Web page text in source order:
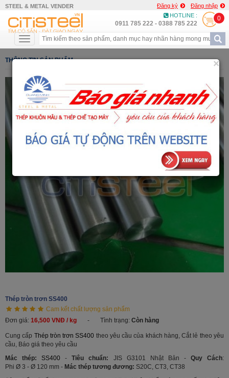
STEEL & METAL VENDER Đăng ký
Đăng nhập
HOTLINE :
0911 785 222 - 0388 785 222
0
THÔNG TIN SẢN PHẨM
Thép tròn trơn SS400
Cam kết chất lượng sản phẩm
Đơn giá: 16,500 VNĐ / kg - Tình trạng: Còn hàng
Cung cấp Thép tròn trơn SS400 theo yêu cầu của khách hàng, Cắt lẻ theo yêu
cầu, Báo giá theo yêu cầu
Mác thép:
SS400 -Tiêu chuẩn: JIS G3101 Nhật Bản - Quy Cách:
Phi Ø 3 - Ø 120 mm - Mác thép tương đương: S20C, CT3, CT38
×